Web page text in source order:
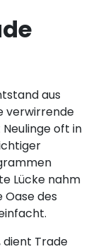
aus
verwirrende
oft in
Lücke nahm
Oase des
dient Trade